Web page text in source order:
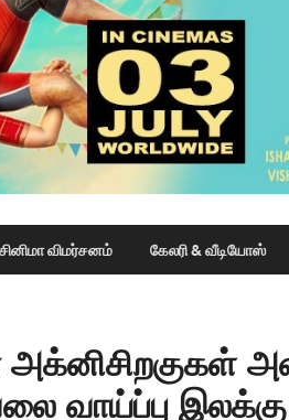
சினிமா விமர்சனம் கேலரி & வீடியோஸ்
வாய்ப்பு